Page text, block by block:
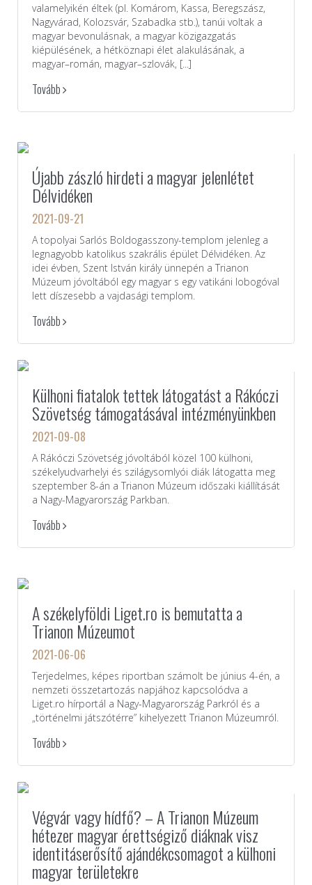
valamelyikén éltek (pl. Komárom, Kassa, Beregszász,
Nagyvárad, Kolozsvár, Szabadka stb.), tanúi voltak a
magyar bevonulásnak, a magyar közigazgatás
kiépülésének, a hétköznapi élet alakulásának, a
magyar–román, magyar–szlovák, [...]
Tovább
Újabb zászló hirdeti a magyar jelenlétet
Délvidéken
2021-09-21
A topolyai Sarlós Boldogasszony-templom jelenleg a
legnagyobb katolikus szakrális épület Délvidéken. Az
idei évben, Szent István király ünnepén a Trianon
Múzeum jóvoltából egy magyar s egy vatikáni lobogóval
lett díszesebb a vajdasági templom.
Tovább
Külhoni fiatalok tettek látogatást a Rákóczi
Szövetség támogatásával intézményünkben
2021-09-08
A Rákóczi Szövetség jóvoltából közel 100 külhoni,
székelyudvarhelyi és szilágysomlyói diák látogatta meg
szeptember 8-án a Trianon Múzeum időszaki kiállítását
a Nagy-Magyarország Parkban.
Tovább
A székelyföldi Liget.ro is bemutatta a
Trianon Múzeumot
2021-06-06
Terjedelmes, képes riportban számolt be június 4-én, a
nemzeti összetartozás napjához kapcsolódva a
Liget.ro hírportál a Nagy-Magyarország Parkról és a
„történelmi játszótérre” kihelyezett Trianon Múzeumról.
Tovább
Végvár vagy hídfő? – A Trianon Múzeum
hétezer magyar érettségiző diáknak visz
identitáserősítő ajándékcsomagot a külhoni
magyar területekre